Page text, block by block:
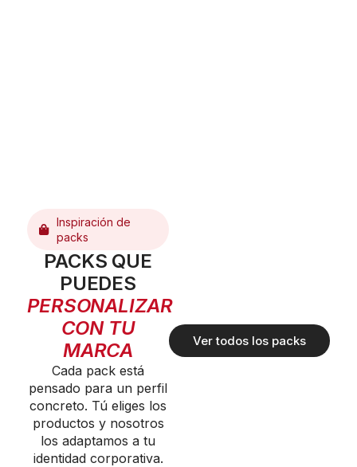
Inspiración de
packs
PACKS QUE
PUEDES
PERSONALIZAR
CON TU
MARCA
Cada pack está
pensado para un perfil
concreto. Tú eliges los
productos y nosotros
los adaptamos a tu
identidad corporativa.
Ver todos los packs